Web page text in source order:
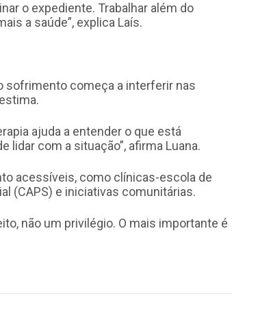
o expediente. Trabalhar além do
a saúde”, explica Laís.
sofrimento começa a interferir nas
ajuda a entender o que está
com a situação”, afirma Luana.
acessíveis, como clínicas-escola de
(CAPS) e iniciativas comunitárias.
não um privilégio. O mais importante é